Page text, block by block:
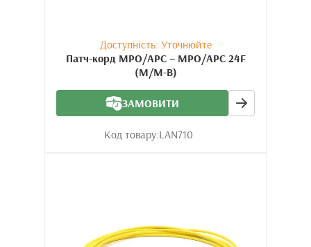
Доступність: Уточнюйте
Патч-корд MPO/APC – MPO/APC 24F
(M/M-B)
ЗАМОВИТИ
Код товару:LAN710